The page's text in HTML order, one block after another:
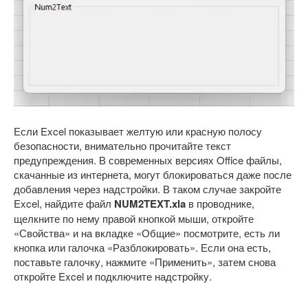
Если Excel показывает желтую или красную полосу
безопасности, внимательно прочитайте текст
предупреждения. В современных версиях Office файлы,
скачанные из интернета, могут блокироваться даже после
добавления через надстройки. В таком случае закройте
Excel, найдите файл NUM2TEXT.xla в проводнике,
щелкните по нему правой кнопкой мыши, откройте
«Свойства» и на вкладке «Общие» посмотрите, есть ли
кнопка или галочка «Разблокировать». Если она есть,
поставьте галочку, нажмите «Применить», затем снова
откройте Excel и подключите надстройку.